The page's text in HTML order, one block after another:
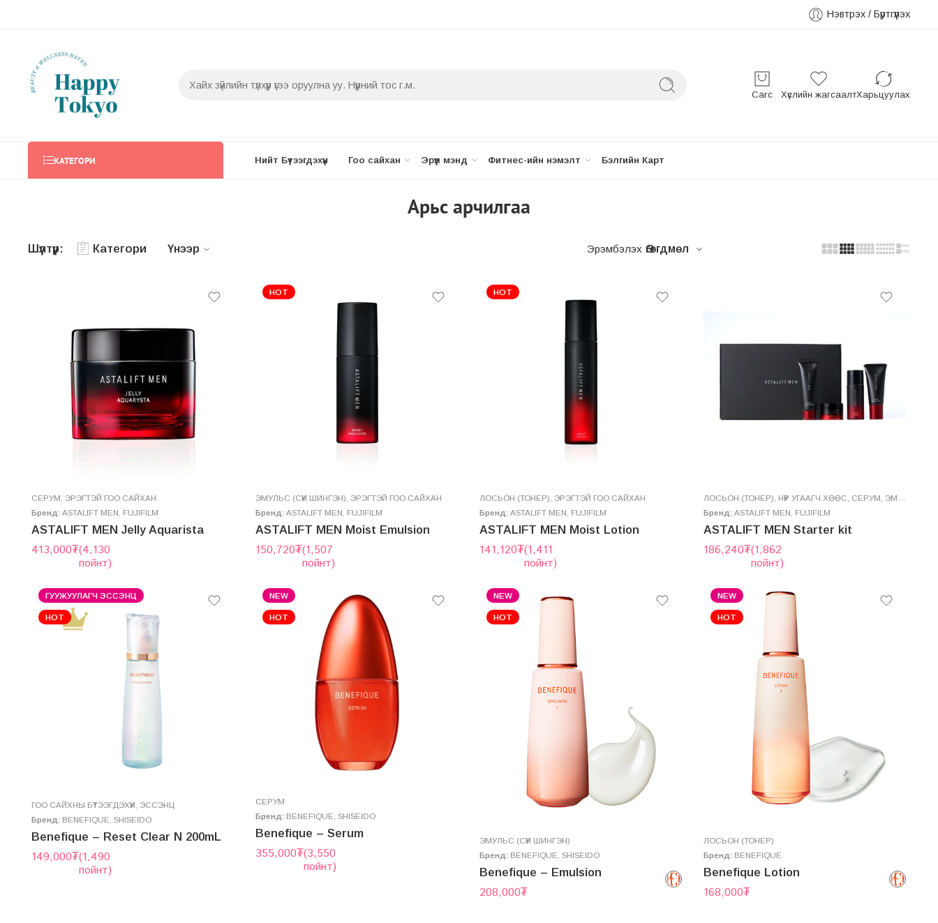
Нэвтрэх / Бүртгүүлэх
Сагс Хүслийн жагсаалтХарьцуулах
КАТЕГОРИ Нийт Бүтээгдэхүүн Гоо сайхан Эрүүл мэнд Фитнес-ийн нэмэлт Бэлгийн Карт
Aрьс арчилгаа
Шүүлтүүр: Категори Үнээр Эрэмбэлэх Өгөгдмөл
СЕРУМ
ЭРЭГТЭЙ ГОО САЙХАН
Бренд: ASTALIFT MEN FUJIFILM
ASTALIFT MEN Jelly Aquarista
413,000₮(4,130
пойнт)
HOT
ЭМУЛЬС (СҮҮН ШИНГЭН)
ЭРЭГТЭЙ ГОО САЙХАН
Бренд: ASTALIFT MEN FUJIFILM
ASTALIFT MEN Moist Emulsion
150,720₮(1,507
пойнт)
HOT
ЛОСЬОН (ТОНЕР)
ЭРЭГТЭЙ ГОО САЙХАН
Бренд: ASTALIFT MEN FUJIFILM
ASTALIFT MEN Moist Lotion
141,120₮(1,411
пойнт)
ЛОСЬОН (ТОНЕР) НҮҮР УГААГЧ ХӨӨС СЕРУМ
ЭМУЛЬС (СҮҮН ШИНГЭН)
Бренд: ASTALIFT MEN FUJIFILM
ASTALIFT MEN Starter kit
186,240₮(1,862
пойнт)
ГУУЖУУЛАГЧ ЭССЭНЦ
HOT
ГОО САЙХНЫ БҮТЭЭГДЭХҮҮН
ЭССЭНЦ
Бренд: BENEFIQUE SHISEIDO
Benefique – Reset Clear N 200mL
149,000₮(1,490
пойнт)
NEW
HOT
СЕРУМ
Бренд: BENEFIQUE SHISEIDO
Benefique – Serum
355,000₮(3,550
пойнт)
NEW
HOT
ЭМУЛЬС (СҮҮН ШИНГЭН)
Бренд: BENEFIQUE SHISEIDO
Benefique – Emulsion
208,000₮
NEW
HOT
ЛОСЬОН (ТОНЕР)
Бренд: BENEFIQUE
Benefique Lotion
168,000₮